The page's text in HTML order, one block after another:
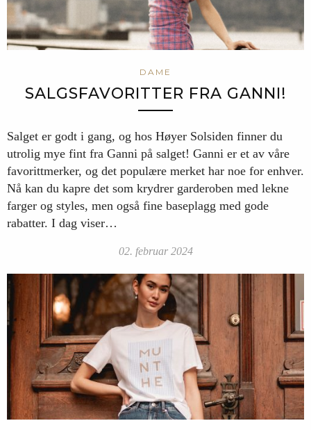
DAME
SALGSFAVORITTER FRA GANNI!
Salget er godt i gang, og hos Høyer Solsiden finner du
utrolig mye fint fra Ganni på salget! Ganni er et av våre
favorittmerker, og det populære merket har noe for enhver.
Nå kan du kapre det som krydrer garderoben med lekne
farger og styles, men også fine baseplagg med gode
rabatter. I dag viser…
02. februar 2024